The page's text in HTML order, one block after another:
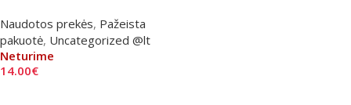
Naudotos prekės, Pažeista
pakuotė, Uncategorized @lt
Neturime
14.00€